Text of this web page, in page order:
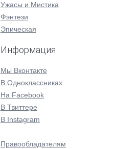
Ужасы и Мистика
Фэнтези
Эпическая
Информация
Мы Вконтакте
В Одноклассниках
На Facebook
В Твиттере
В Instagram
Правообладателям